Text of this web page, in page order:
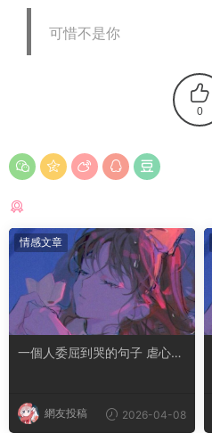
可惜不是你
0
情感文章
一個人委屈到哭的句子 虐心到
網友投稿 2026-04-08